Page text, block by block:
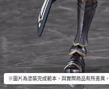
※圖片為塗裝完成範本，與實際商品有所差異。